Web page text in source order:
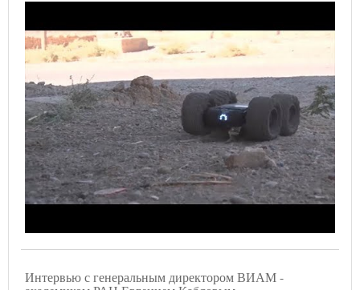
Интервью с генеральным директором ВИАМ -